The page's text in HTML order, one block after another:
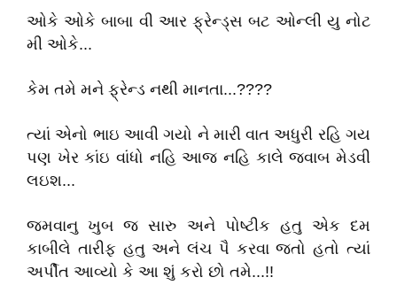
ઓકે ઓકે બાબા વી આર ફ્રેન્ડ્સ બટ ઓન્લી યુ નોટ
મી ઓકે...
કેમ તમે મને ફ્રેન્ડ નથી માનતા...????
ત્યાં એનો ભાઇ આવી ગયો ને મારી વાત અધુરી રહિ ગય
પણ ખેર કાંઇ વાંધો નહિ આજ નહિ કાલે જવાબ મેડવી
લઇશ...
જમવાનુ ખુબ જ સારુ અને પોષ્ટીક હતુ એક દમ
કાબીલે તારીફ હતુ અને લંચ પૈ કરવા જતો હતો ત્યાં
અર્પીત આવ્યો કે આ શું કરો છો તમે...!!